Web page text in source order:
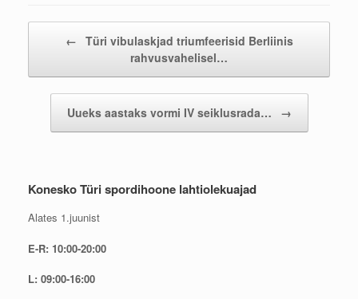
← Türi vibulaskjad triumfeerisid Berliinis
rahvusvahelisel…
Uueks aastaks vormi IV seiklusrada… →
Konesko Türi spordihoone lahtiolekuajad
Alates 1.juunist
E-R: 10:00-20:00
L: 09:00-16:00